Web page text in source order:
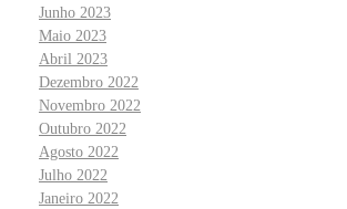
Junho 2023
Maio 2023
Abril 2023
Dezembro 2022
Novembro 2022
Outubro 2022
Agosto 2022
Julho 2022
Janeiro 2022